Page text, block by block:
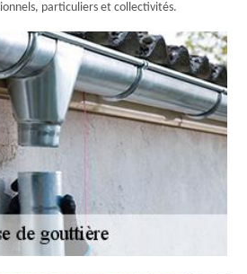
particuliers et collectivités.